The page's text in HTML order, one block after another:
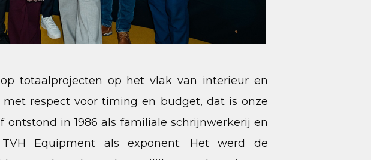
totaalprojecten op het vlak van interieur en
respect voor timing en budget, dat is onze
ontstond in 1986 als familiale schrijnwerkerij en
Equipment als exponent. Het werd de